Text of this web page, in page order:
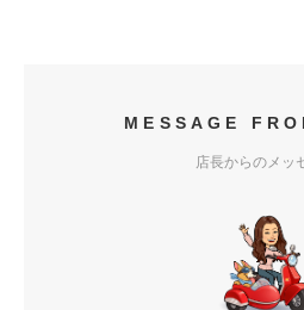
MESSAGE
店長からのメッ